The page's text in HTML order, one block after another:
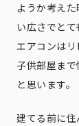
ようか考え
い広さでとて
エアコンは
子供部屋ま
と思います。
建てる前に